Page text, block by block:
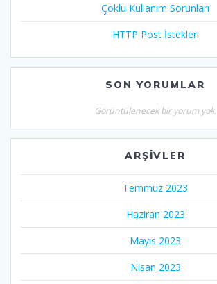
Çoklu Kullanım Sorunları
HTTP Post İstekleri
SON YORUMLAR
Görüntülenecek bir yorum yok.
ARŞIVLER
Temmuz 2023
Haziran 2023
Mayıs 2023
Nisan 2023